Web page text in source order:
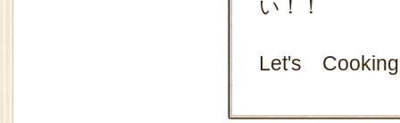
い！！
Let's